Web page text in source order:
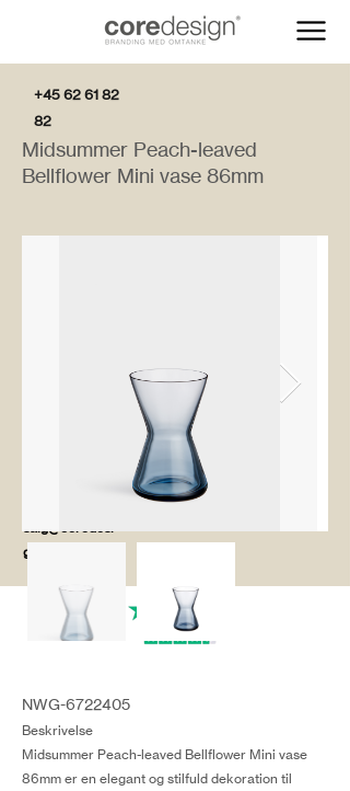
+45 62 61 82
82
salg@coredesi
gn.dk
Midsummer Peach-leaved
Bellflower Mini vase 86mm
NWG-6722405
Beskrivelse
Midsummer Peach-leaved Bellflower Mini vase
86mm er en elegant og stilfuld dekoration til